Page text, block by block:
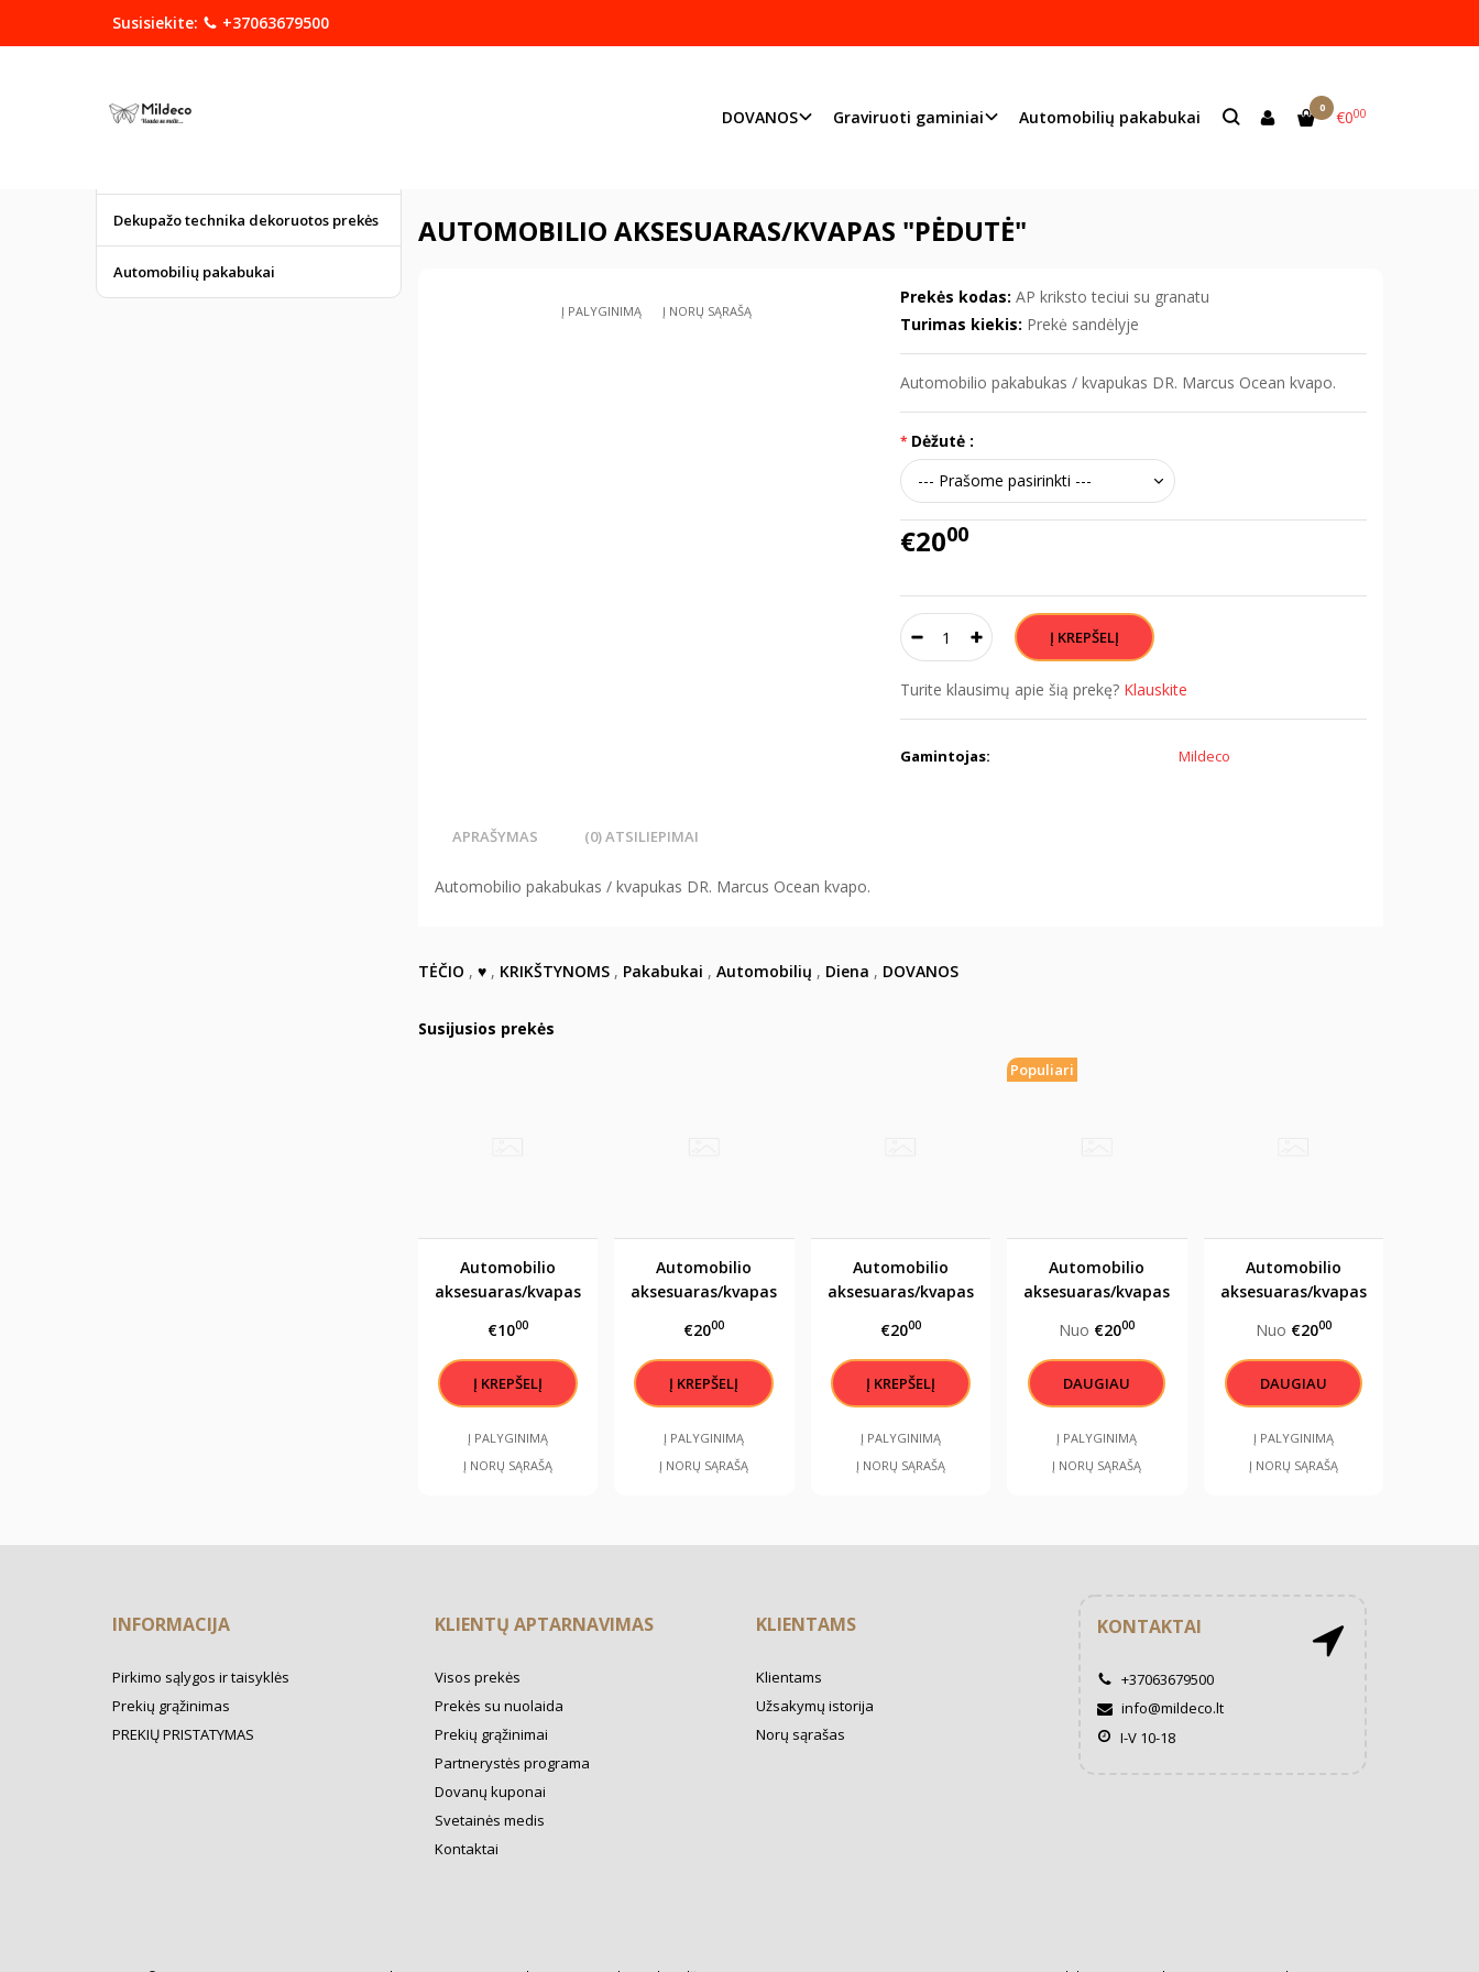
Susisiekite: +37063679500
DOVANOS Graviruoti gaminiai Automobilių pakabukai 0 €000
Pjaustome ir graviruojame lazeriu.
Priimame individualius užsakymus: info@mildeco.lt
AUTOMOBILIO AKSESUARAS/KVAPAS "PĖDUTĖ"
Į PALYGINIMĄ Į NORŲ SĄRAŠĄ
Prekės kodas: AP kriksto teciui su granatu
Turimas kiekis: Prekė sandėlyje
Automobilio pakabukas / kvapukas DR. Marcus Ocean kvapo.
Dėžutė :
€2000
Turite klausimų apie šią prekę? Klauskite
Gamintojas: Mildeco
APRAŠYMAS (0) ATSILIEPIMAI
Automobilio pakabukas / kvapukas DR. Marcus Ocean kvapo.
TĖČIO , ♥, KRIKŠTYNOMS, Pakabukai , Automobilių , Diena , DOVANOS
Susijusios prekės
Automobilio
aksesuaras/kvapas
VYRĄ.."
€1000
Į PALYGINIMĄ
Į NORŲ SĄRAŠĄ
Automobilio
aksesuaras/kvapas
šypsenos
priežastis"
€2000
Į PALYGINIMĄ
Į NORŲ SĄRAŠĄ
Automobilio
aksesuaras/kvapas
šypsenos
priežastis"
€2000
Į PALYGINIMĄ
Į NORŲ SĄRAŠĄ
Populiari
Automobilio
aksesuaras/kvapas
Nuo €2000
DAUGIAU
Į PALYGINIMĄ
Į NORŲ SĄRAŠĄ
Automobilio
aksesuaras/kvapas
angelas sargas"
Nuo €2000
DAUGIAU
Į PALYGINIMĄ
Į NORŲ SĄRAŠĄ
DOVANOS
Dekupažo technika dekoruotos prekės
Automobilių pakabukai
INFORMACIJA
Pirkimo sąlygos ir taisyklės
Prekių grąžinimas
PREKIŲ PRISTATYMAS
KLIENTŲ APTARNAVIMAS
Visos prekės
Prekės su nuolaida
Prekių grąžinimai
Partnerystės programa
Dovanų kuponai
Svetainės medis
Kontaktai
KLIENTAMS
Klientams
Užsakymų istorija
Norų sąrašas
KONTAKTAI
+37063679500
info@mildeco.lt
I-V 10-18